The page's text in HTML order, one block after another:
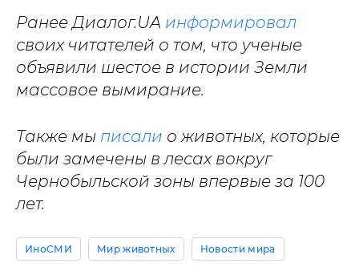
Ранее Диалог.UA информировал
своих читателей о том, что ученые
объявили шестое в истории Земли
массовое вымирание.
Также мы писали о животных, которые
были замечены в лесах вокруг
Чернобыльской зоны впервые за 100
лет.
ИноСМИ Мир животных Новости мира